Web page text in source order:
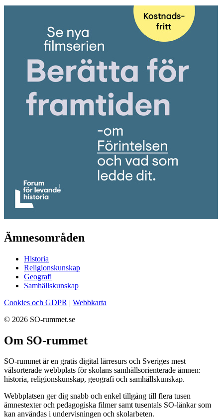
Ämnesområden
Historia
Religionskunskap
Geografi
Samhällskunskap
Cookies och GDPR | Webbkarta
© 2026 SO-rummet.se
Om SO-rummet
SO-rummet är en gratis digital lärresurs och Sveriges mest
välsorterade webbplats för skolans samhällsorienterade ämnen:
historia, religionskunskap, geografi och samhällskunskap.
Webbplatsen ger dig snabb och enkel tillgång till flera tusen
ämnestexter och pedagogiska filmer samt tusentals SO-länkar som
kan användas i undervisningen och skolarbeten.